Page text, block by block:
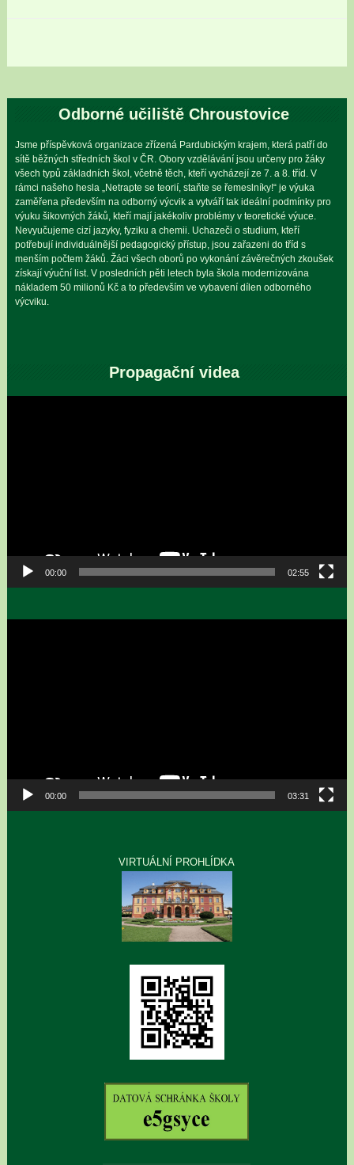
Odborné učiliště Chroustovice
Jsme příspěvková organizace zřízená Pardubickým krajem, která patří do
sítě běžných středních škol v ČR. Obory vzdělávání jsou určeny pro žáky
všech typů základních škol, včetně těch, kteří vycházejí ze 7. a 8. tříd. V
rámci našeho hesla „Netrapte se teorií, staňte se řemeslníky!“ je výuka
zaměřena především na odborný výcvik a vytváří tak ideální podmínky pro
výuku šikovných žáků, kteří mají jakékoliv problémy v teoretické výuce.
Nevyučujeme cizí jazyky, fyziku a chemii. Uchazeči o studium, kteří
potřebují individuálnější pedagogický přístup, jsou zařazeni do tříd s
menším počtem žáků. Žáci všech oborů po vykonání závěrečných zkoušek
získají výuční list. V posledních pěti letech byla škola modernizována
nákladem 50 milionů Kč a to především ve vybavení dílen odborného
výcviku.
Propagační videa
00:00 02:55
00:00 03:31
VIRTUÁLNÍ PROHLÍDKA